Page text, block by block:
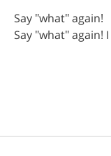
Say "what"again!
Say "what"again! I